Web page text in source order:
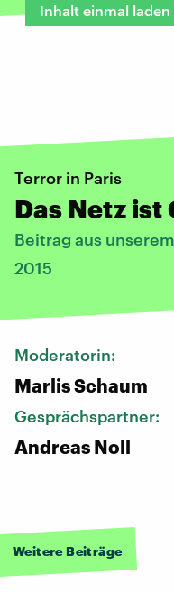
Inhalt einmal laden
Terror in Paris
Das Netz ist
Beitrag aus
2015
Moderatorin:
Marlis Schaum
Gesprächspartner:
Andreas Noll
Weitere Beiträge